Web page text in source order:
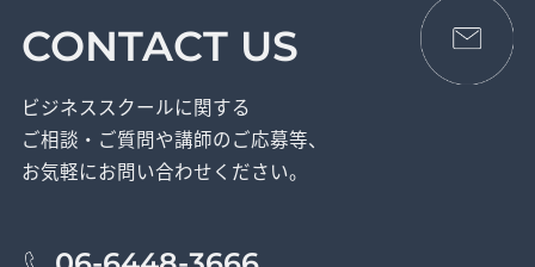
CONTACT US
ビジネススクールに関する
ご相談・ご質問や講師のご応募等、
お気軽にお問い合わせください。